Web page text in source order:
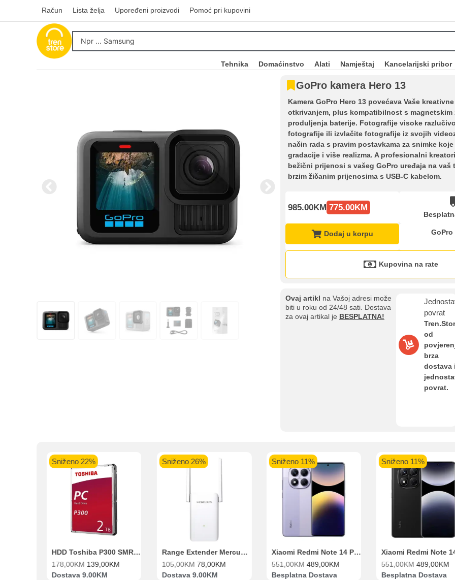
Račun Lista želja Upoređeni proizvodi Pomoć pri kupovini
Tehnika Domaćinstvo Alati Namještaj Kancelarijski pribor
GoPro kamera Hero 13
Kamera GoPro Hero 13 povećava Vaše
otkrivanjem, plus kompatibilnost s
produljenja baterije. Fotografije visoke
fotografije ili izvlačite fotografije iz svojih
način rada s pravim postavkama za snimke
gradacije i više realizma. A profesionalni
bežični prijenosi s vašeg GoPro uređaja na
brzim žičanim prijenosima s USB-C kabelom.
985.00KM 775.00KM
Dodaj u korpu
GoPro
Kupovina na rate
Ovaj artikl na Vašoj adresi može
biti u roku od 24/48 sati. Dostava
za ovaj artikal je BESPLATNA!
povrat
od
brza
dostava i
povrat.
Sniženo 26%
Range Extender Mercusys AX3000 ME80X Wi-Fi 6
105,00KM 78,00KM
Dostava 9.00KM
Sniženo 11%
Xiaomi Redmi Note 14 Pro 8GB 256GB Ljubičasti
551,00KM 489,00KM
Besplatna Dostava
Sniženo 11%
Xiaomi Redmi Note 14 Pro 8GB 256GB Crni
551,00KM 489,00KM
Besplatna Dostava
Sniženo 28%
72,50KM 51,90KM
Dostava 9.00KM
Intesa Sanpaolo banka
VISA Inspire do 12 rata
UniCredit banka
MasterCard Obročna
do 24 rate
UniCredit
Pomoć pri kupovini
Bit će uračunati bankarski troškovi u iznosi od 3.5%